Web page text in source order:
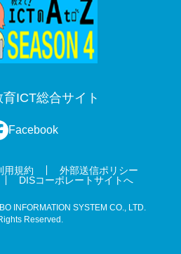
育ICT総合サイト
Facebook
用規約
外部送信ポリシー
DISコーポレートサイトへ
INFORMATION SYSTEM CO., LTD.
Reserved.